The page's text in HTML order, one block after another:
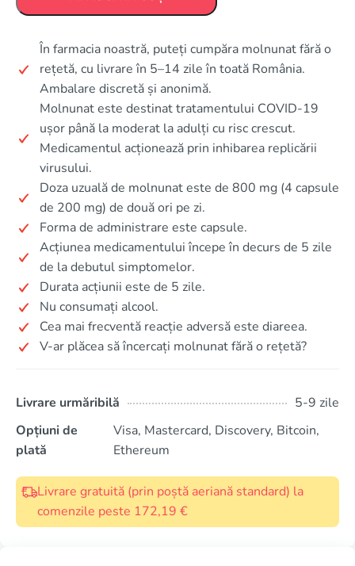
În farmacia noastră, puteți cumpăra molnunat fără o
rețetă, cu livrare în 5–14 zile în toată România.
Ambalare discretă și anonimă.
Molnunat este destinat tratamentului COVID-19
ușor până la moderat la adulți cu risc crescut.
Medicamentul acționează prin inhibarea replicării
virusului.
Doza uzuală de molnunat este de 800 mg (4 capsule
de 200 mg) de două ori pe zi.
Forma de administrare este capsule.
Acțiunea medicamentului începe în decurs de 5 zile
de la debutul simptomelor.
Durata acțiunii este de 5 zile.
Nu consumați alcool.
Cea mai frecventă reacție adversă este diareea.
V-ar plăcea să încercați molnunat fără o rețetă?
Livrare urmăribilă
5-9 zile
Opțiuni de
plată
Visa, Mastercard, Discovery, Bitcoin,
Ethereum
Livrare gratuită (prin poștă aeriană standard) la
comenzile peste 172,19 €